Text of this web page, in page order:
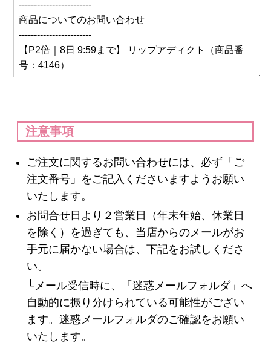
トライアル・初回セット
スキンケア
化粧水
保湿ジェル・クリーム
日焼け止め
パック・スペシャルケア
ヘアケア
注意事項
ご注文に関するお問い合わせには、必ず「ご
注文番号」をご記入くださいますようお願い
いたします。
お問合せ日より２営業日（年末年始、休業日
を除く）を過ぎても、当店からのメールがお
手元に届かない場合は、下記をお試しくださ
い。
└メール受信時に、「迷惑メールフォルダ」へ
自動的に振り分けられている可能性がござい
ます。迷惑メールフォルダのご確認をお願い
いたします。